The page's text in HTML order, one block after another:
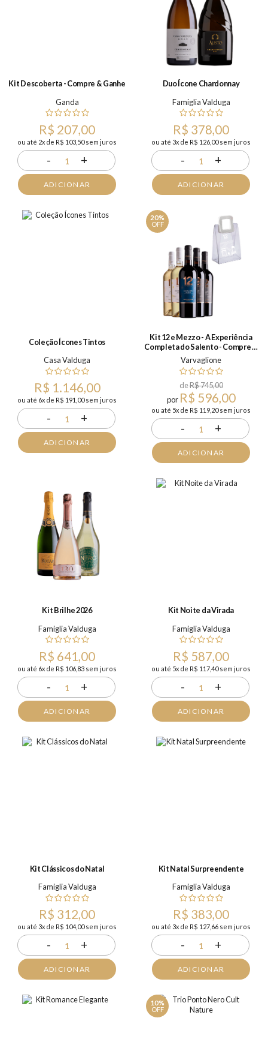
Kit Descoberta - Compre & Ganhe
Ganda
R$ 207,00
ou até 2x de R$ 103,50 sem juros
- 1 +
ADICIONAR
Duo Ícone Chardonnay
Famiglia Valduga
R$ 378,00
ou até 3x de R$ 126,00 sem juros
- 1 +
ADICIONAR
Coleção Ícones Tintos
Casa Valduga
R$ 1.146,00
ou até 6x de R$ 191,00 sem juros
- 1 +
ADICIONAR
20%
OFF
Kit 12 e Mezzo - A Experiência
Completa do Salento - Compre &
Ganhe
Varvaglione
deR$ 745,00
por R$ 596,00
ou até 5x de R$ 119,20 sem juros
- 1 +
ADICIONAR
Kit Brilhe 2026
Famiglia Valduga
R$ 641,00
ou até 6x de R$ 106,83 sem juros
- 1 +
ADICIONAR
Kit Noite da Virada
Famiglia Valduga
R$ 587,00
ou até 5x de R$ 117,40 sem juros
- 1 +
ADICIONAR
Kit Clássicos do Natal
Famiglia Valduga
R$ 312,00
ou até 3x de R$ 104,00 sem juros
- 1 +
ADICIONAR
Kit Natal Surpreendente
Famiglia Valduga
R$ 383,00
ou até 3x de R$ 127,66 sem juros
- 1 +
ADICIONAR
10%
OFF